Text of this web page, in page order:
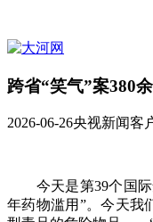
跨省“笑气”案380
2026-06-26央视新闻客
今天是第39个国际
年药物滥用”。今天我